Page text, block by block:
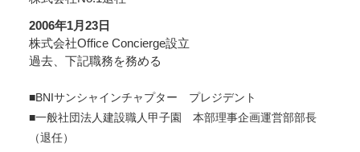
2006年1月23日
株式会社Office Concierge設立
過去、下記職務を務める
■BNIサンシャインチャプター プレジデント
■一般社団法人建設職人甲子園 本部理事企画運営部部長
（退任）